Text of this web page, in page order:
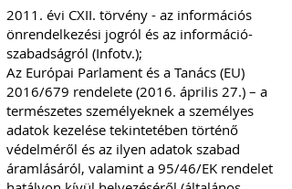
2011. évi CXII. törvény - az információs
önrendelkezési jogról és az információ-
szabadságról (Infotv.);
Az Európai Parlament és a Tanács (EU)
2016/679 rendelete (2016. április 27.) – a
természetes személyeknek a személyes
adatok kezelése tekintetében történő
védelméről és az ilyen adatok szabad
áramlásáról, valamint a 95/46/EK rendelet